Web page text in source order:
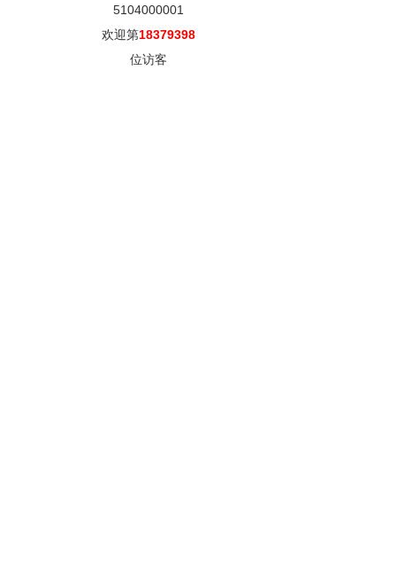
5104000001
欢迎第18379398
位访客